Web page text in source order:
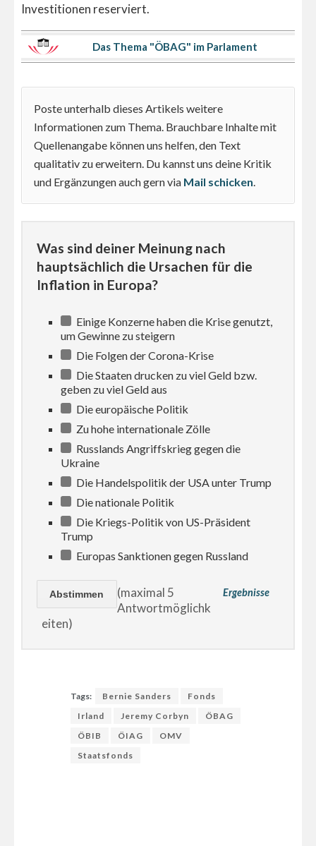
Investitionen reserviert.
Das Thema "ÖBAG" im Parlament
Poste unterhalb dieses Artikels weitere
Informationen zum Thema. Brauchbare Inhalte mit
Quellenangabe können uns helfen, den Text
qualitativ zu erweitern. Du kannst uns deine Kritik
und Ergänzungen auch gern via Mail schicken
Was sind deiner Meinung nach
hauptsächlich die Ursachen für die
Inflation in Europa?
Einige Konzerne haben die Krise genutzt,
um Gewinne zu steigern
Die Folgen der Corona-Krise
Die Staaten drucken zu viel Geld bzw.
geben zu viel Geld aus
Die europäische Politik
Zu hohe internationale Zölle
Russlands Angriffskrieg gegen die
Ukraine
Die Handelspolitik der USA unter Trump
Die nationale Politik
Die Kriegs-Politik von US-Präsident
Trump
Europas Sanktionen gegen Russland
Ergebnisse
(maximal 5
Antwortmöglichk
eiten)
Tags: Bernie Sanders
Fonds
Irland
Jeremy Corbyn
ÖBAG
ÖBIB
ÖIAG
OMV
Staatsfonds